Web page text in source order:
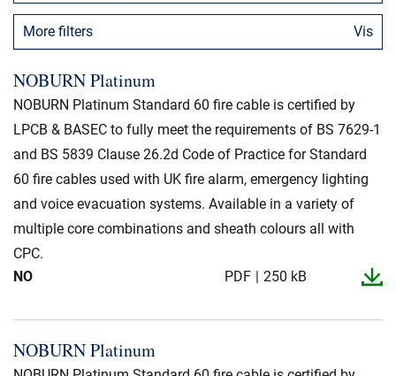
Nedlastinger
Presse og arrangementer
Om oss
NKT ved første øyekast
Bærekraft
More filters Vis
NOBURN Platinum
NOBURN Platinum Standard 60 fire cable is certified by
LPCB & BASEC to fully meet the requirements of BS 7629-1
and BS 5839 Clause 26.2d Code of Practice for Standard
60 fire cables used with UK fire alarm, emergency lighting
and voice evacuation systems. Available in a variety of
multiple core combinations and sheath colours all with
CPC.
NO
PDF 250 kB
NOBURN Platinum